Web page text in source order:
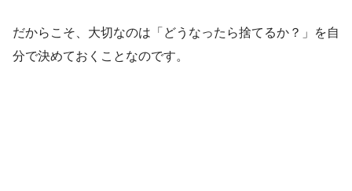
だからこそ、大切なのは「どうなったら捨てるか？」を自
分で決めておくことなのです。